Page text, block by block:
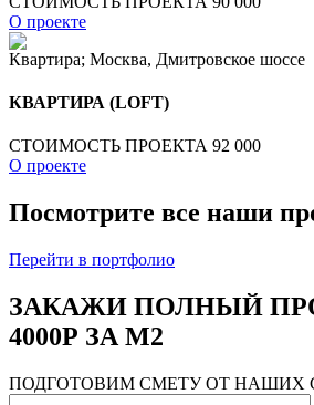
О проекте
Квартира; Москва, Дмитровское шоссе
КВАРТИРА (LOFT)
СТОИМОСТЬ ПРОЕКТА 92 000
О проекте
Посмотрите все наши
Перейти в портфолио
ЗАКАЖИ ПОЛНЫЙ
4000Р ЗА М2
ПОДГОТОВИМ СМЕТУ ОТ НАШИХ